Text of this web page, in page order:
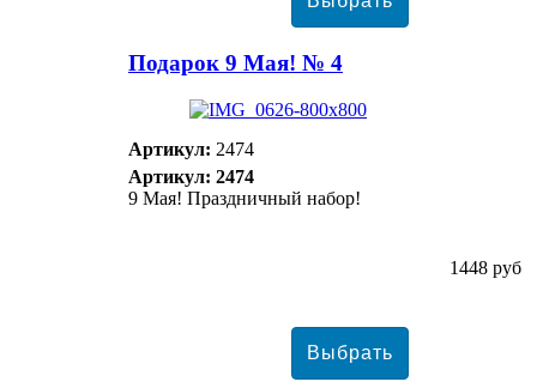
Подарок 9 Мая! № 4
Артикул: 2474
Артикул: 2474
9 Мая! Праздничный набор!
1448 руб